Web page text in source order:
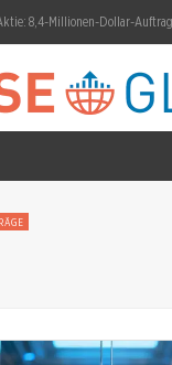
8,4-Millionen-Dollar-
Aktie: 1,2 Milliarden Euro
Aktie: 2,2-Milliarden-
Gerücht löst 8-Prozent-